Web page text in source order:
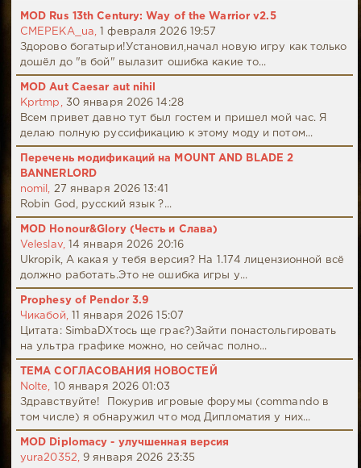
MOD Rus 13th Century: Way of the Warrior v2.5
CMEPEKA_ua,
1 февраля 2026 19:57
Здорово богатыри!Установил,начал новую игру как только
дошёл до "в бой" вылазит ошибка какие то...
MOD Aut Caesar aut nihil
Kprtmp, 30 января 2026 14:28
Всем привет давно тут был гостем и пришел мой час. Я
делаю полную руссификацию к этому моду и потом...
Перечень модификаций на MOUNT AND BLADE 2
BANNERLORD
nomil, 27 января 2026 13:41
Robin God, русский язык ?...
MOD Honour&Glory (Честь и Слава)
Veleslav,
14 января 2026 20:16
Ukropik, А какая у тебя версия? На 1.174 лицензионной всё
должно работать.Это не ошибка игры у...
Prophesy of Pendor 3.9
Чикабой,
11 января 2026 15:07
Цитата: SimbaDХтось ще грає?)Зайти понастольгировать
на ультра графике можно, но сейчас полно...
ТЕМА СОГЛАСОВАНИЯ НОВОСТЕЙ
Nolte,
10 января 2026 01:03
Здравствуйте! Покурив игровые форумы (commando в
том числе) я обнаружил что мод Дипломатия у них...
MOD Diplomacy - улучшенная версия
yura20352, 9 января 2026 23:35